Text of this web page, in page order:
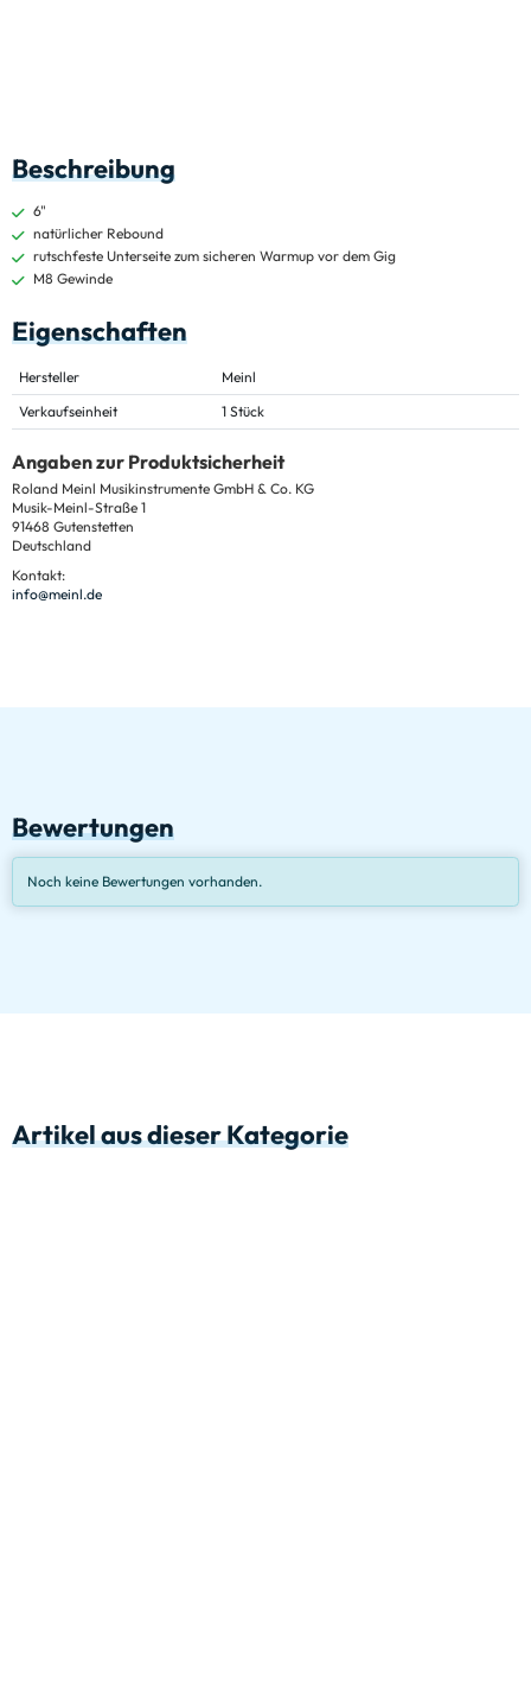
Beschreibung
6"
natürlicher Rebound
rutschfeste Unterseite zum sicheren Warmup vor dem Gig
M8 Gewinde
Eigenschaften
Hersteller
Meinl
Verkaufseinheit
1 Stück
Angaben zur Produktsicherheit
Roland Meinl Musikinstrumente GmbH & Co. KG
Musik-Meinl-Straße 1
91468 Gutenstetten
Deutschland
Kontakt:
info@meinl.de
Bewertungen
Noch keine Bewertungen vorhanden.
Artikel aus dieser Kategorie